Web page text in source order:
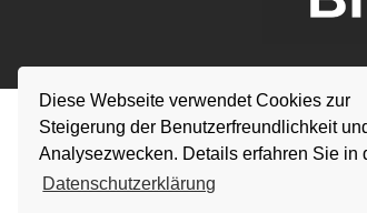
Diese Webseite verwendet Cookies zur
Steigerung der Benutzerfreundlichkeit
Analysezwecken. Details erfahren Sie in
Datenschutzerklärung